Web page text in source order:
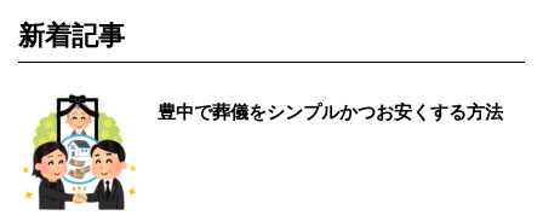
新着記事
豊中で葬儀をシンプルかつお安くする方法